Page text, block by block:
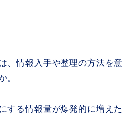
、情報入手や整理の方法を意
。
する情報量が爆発的に増えた